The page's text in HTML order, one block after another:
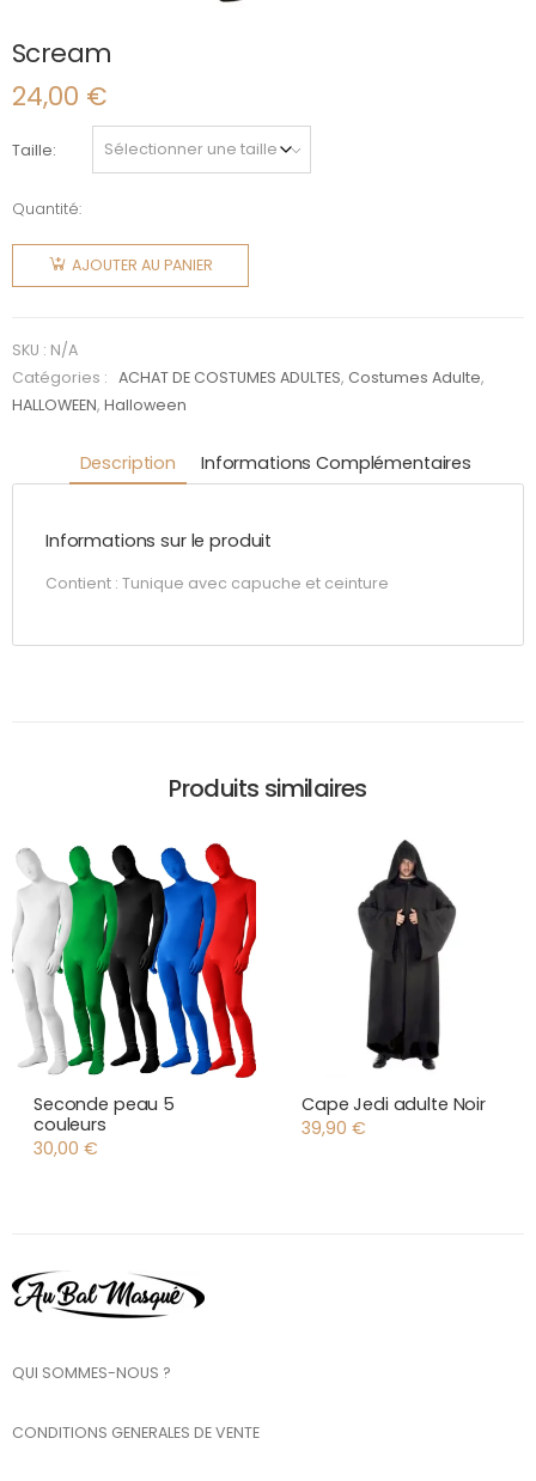
Scream
24,00 €
Taille
Quantité:
quantité
Scream
AJOUTER AU PANIER
SKU : N/A
Catégories :
ACHAT DE COSTUMES ADULTES, Costumes Adulte,
HALLOWEEN, Halloween
Description Informations Complémentaires
Informations sur le produit
Contient : Tunique avec capuche et ceinture
Produits similaires
Seconde peau 5
couleurs
30,00 €
Cape Jedi adulte Noir
39,90 €
QUI SOMMES-NOUS ?
CONDITIONS GENERALES DE VENTE